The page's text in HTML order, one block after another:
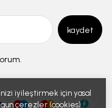
iyileştirmek için yasal
çerezler (cookies)
kaydet